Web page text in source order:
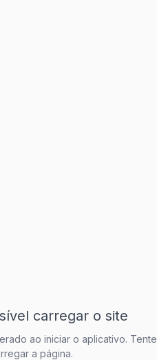
carregar o site
ao iniciar o aplicativo. Tente
a página.